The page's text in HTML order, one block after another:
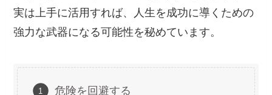
実は上手に活用すれば、人生を成功に導くための
強力な武器になる可能性を秘めています。
危険を回避する